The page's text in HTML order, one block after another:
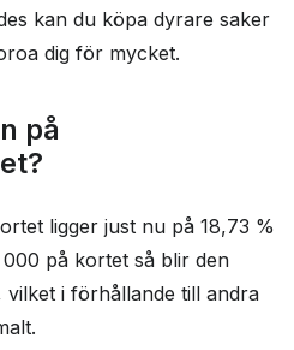
kan du köpa dyrare saker
dig för mycket.
på
ligger just nu på 18,73 %
på kortet så blir den
i förhållande till andra